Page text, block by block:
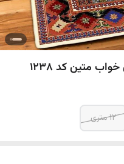
متین کد 1238
12 متری